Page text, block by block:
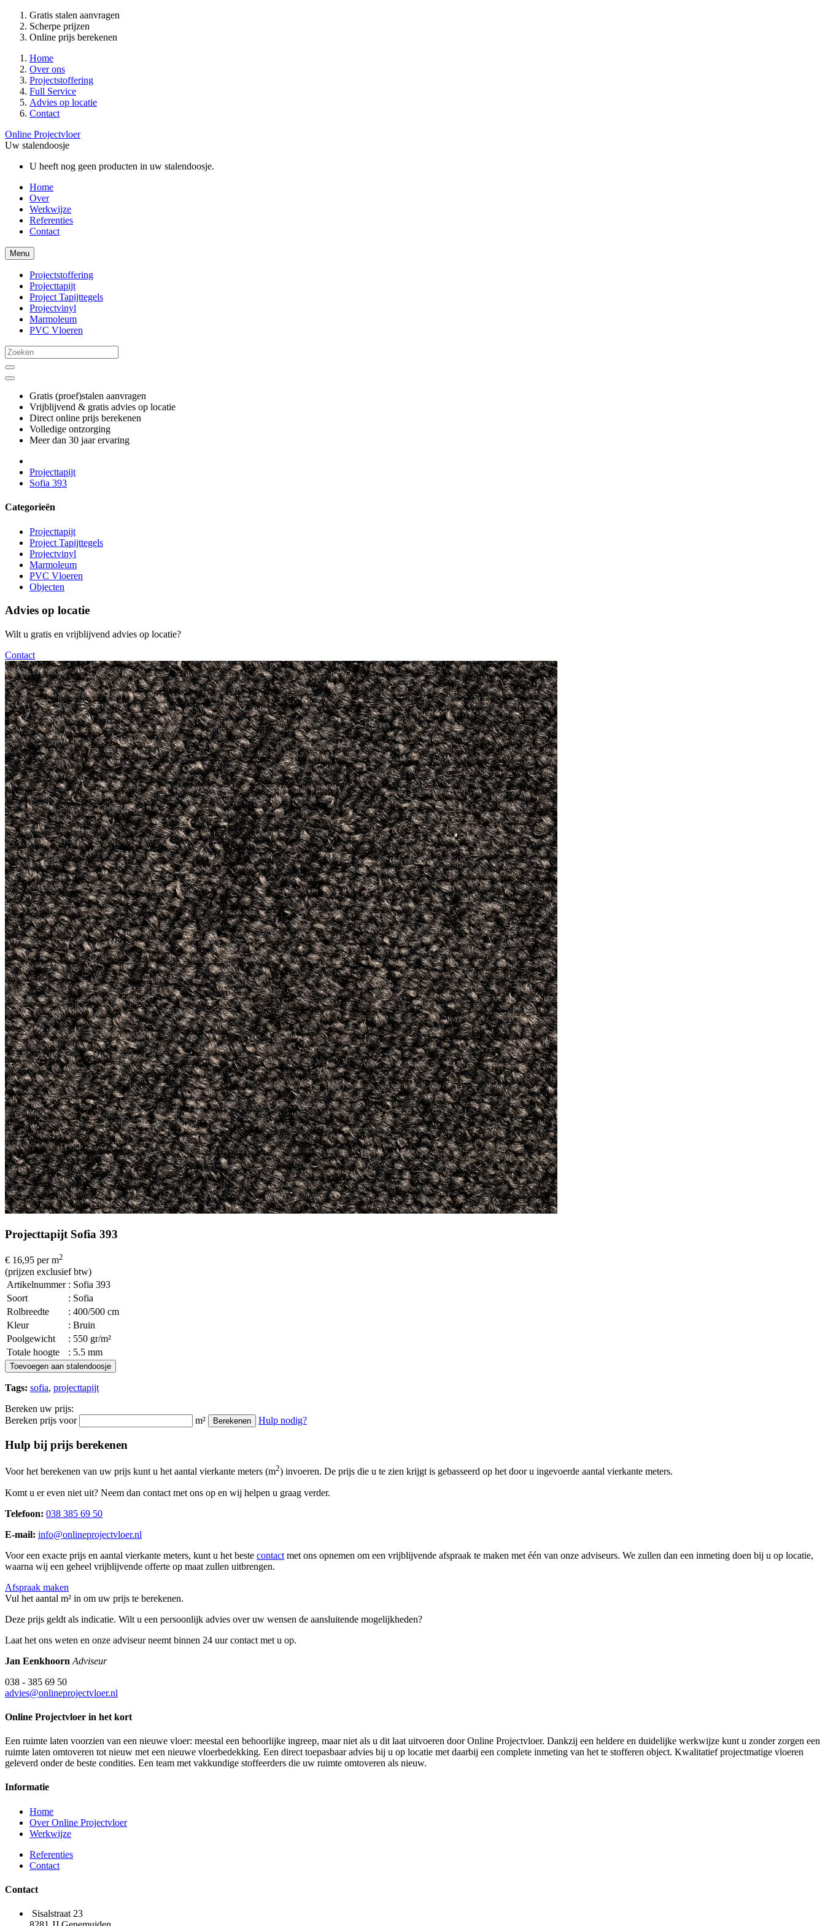
Gratis stalen aanvragen
Scherpe prijzen
Online prijs berekenen
Home
Over ons
Projectstoffering
Full Service
Advies op locatie
Contact
Online Projectvloer
Uw stalendoosje
U heeft nog geen producten in uw stalendoosje.
Home
Over
Werkwijze
Referenties
Contact
Menu
Projectstoffering
Projecttapijt
Project Tapijttegels
Projectvinyl
Marmoleum
PVC Vloeren
Gratis (proef)stalen aanvragen
Vrijblijvend & gratis advies op locatie
Direct online prijs berekenen
Volledige ontzorging
Meer dan 30 jaar ervaring
Projecttapijt
Sofia 393
Categorieën
Projecttapijt
Project Tapijttegels
Projectvinyl
Marmoleum
PVC Vloeren
Objecten
Advies op locatie
Wilt u gratis en vrijblijvend advies op locatie?
Contact
Projecttapijt Sofia 393
€ 16,95 per m2
(prijzen exclusief btw)
Artikelnummer : Sofia 393
Soort
: Sofia
Rolbreedte
: 400/500 cm
Kleur
: Bruin
Poolgewicht
: 550 gr/m²
Totale hoogte
: 5.5 mm
Toevoegen aan stalendoosje
Tags: sofia, projecttapijt
Bereken uw prijs:
Bereken prijs voor
m² Berekenen Hulp nodig?
Hulp bij prijs berekenen
Voor het berekenen van uw prijs kunt u het aantal vierkante meters (m2) invoeren. De prijs die u te zien krijgt is gebasseerd op het door u ingevoerde aantal vierkante meters.
Komt u er even niet uit? Neem dan contact met ons op en wij helpen u graag verder.
Telefoon: 038 385 69 50
E-mail: info@onlineprojectvloer.nl
Voor een exacte prijs en aantal vierkante meters, kunt u het beste contact met ons opnemen om een vrijblijvende afspraak te maken met één van onze adviseurs. We zullen dan een inmeting doen bij u op locatie,
waarna wij een geheel vrijblijvende offerte op maat zullen uitbrengen.
Afspraak maken
Vul het aantal m² in om uw prijs te berekenen.
Deze prijs geldt als indicatie. Wilt u een persoonlijk advies over uw wensen de aansluitende mogelijkheden?
Laat het ons weten en onze adviseur neemt binnen 24 uur contact met u op.
Jan Eenkhoorn Adviseur
038 - 385 69 50
advies@onlineprojectvloer.nl
Online Projectvloer in het kort
Een ruimte laten voorzien van een nieuwe vloer: meestal een behoorlijke ingreep, maar niet als u dit laat uitvoeren door Online Projectvloer. Dankzij een heldere en duidelijke werkwijze kunt u zonder zorgen een
ruimte laten omtoveren tot nieuw met een nieuwe vloerbedekking. Een direct toepasbaar advies bij u op locatie met daarbij een complete inmeting van het te stofferen object. Kwalitatief projectmatige vloeren
geleverd onder de beste condities. Een team met vakkundige stoffeerders die uw ruimte omtoveren als nieuw.
Informatie
Home
Over Online Projectvloer
Werkwijze
Referenties
Contact
Contact
Sisalstraat 23